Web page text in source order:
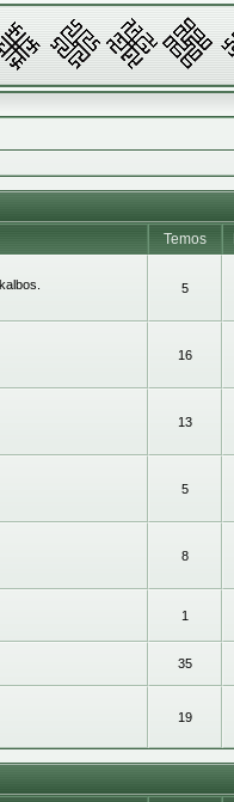
Temos
5
16
13
5
8
1
35
19